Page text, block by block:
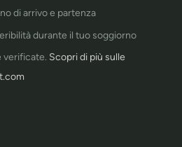
di arrivo e partenza
durante il tuo soggiorno
verificate. Scopri di più sulle